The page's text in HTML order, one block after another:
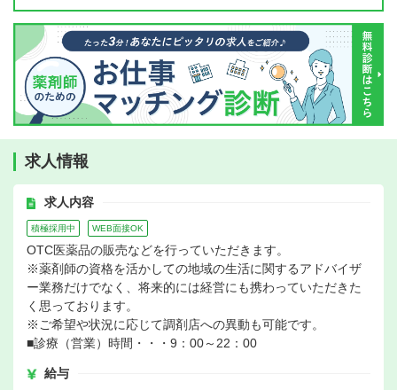
求人情報
求人内容
積極採用中 WEB面接OK
OTC医薬品の販売などを行っていただきます。
※薬剤師の資格を活かしての地域の生活に関するアドバイザ
ー業務だけでなく、将来的には経営にも携わっていただきた
く思っております。
※ご希望や状況に応じて調剤店への異動も可能です。
■診療（営業）時間・・・9：00～22：00
給与